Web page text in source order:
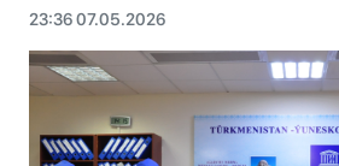
23:36 07.05.2026